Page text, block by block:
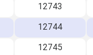
12743
12744
12745